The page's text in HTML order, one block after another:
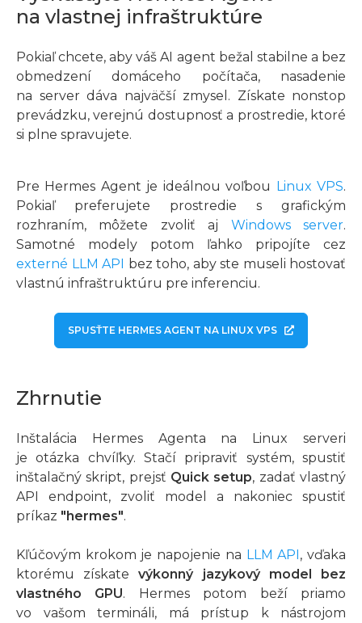
na vlastnej infraštruktúre
Pokiaľ chcete, aby váš AI agent bežal stabilne a bez
obmedzení domáceho počítača, nasadenie
na server dáva najväčší zmysel. Získate nonstop
prevádzku, verejnú dostupnosť a prostredie, ktoré
si plne spravujete.
Pre Hermes Agent je ideálnou voľbou Linux VPS.
Pokiaľ preferujete prostredie s grafickým
rozhraním, môžete zvoliť aj Windows server.
Samotné modely potom ľahko pripojíte cez
externé LLM API bez toho, aby ste museli hostovať
vlastnú infraštruktúru pre inferenciu.
SPUSŤTE HERMES AGENT NA LINUX VPS
Zhrnutie
Inštalácia Hermes Agenta na Linux serveri
je otázka chvíľky. Stačí pripraviť systém, spustiť
inštalačný skript, prejsť Quick setup, zadať vlastný
API endpoint, zvoliť model a nakoniec spustiť
príkaz "hermes".
Kľúčovým krokom je napojenie na LLM API, vďaka
ktorému získatevýkonný jazykový model bez
vlastného GPU. Hermes potom beží priamo
vo vašom termináli, má prístup k nástrojom